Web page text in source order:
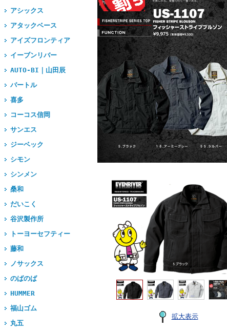
アシックス
アタックベース
アイズフロンティア
イーブンリバー
AUTO-BI｜山田辰
バートル
喜多
コーコス信岡
サンエス
ジーベック
シモン
シンメン
桑和
だいこく
谷沢製作所
トーヨーセフティー
藤和
ノサックス
のばのば
HUMMER
福山ゴム
丸五
拡大表示